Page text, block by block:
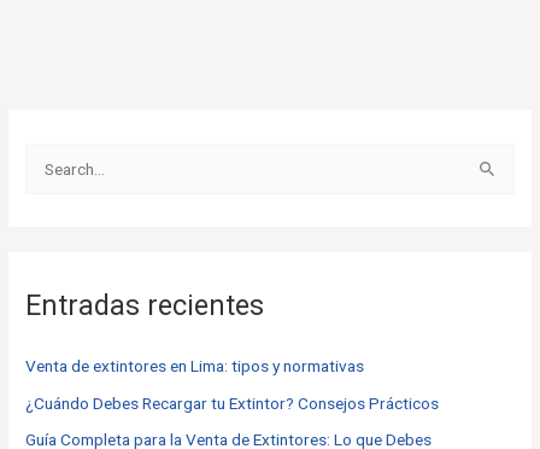
a
p
o
r
Entradas recientes
Venta de extintores en Lima: tipos y normativas
¿Cuándo Debes Recargar tu Extintor? Consejos Prácticos
Guía Completa para la Venta de Extintores: Lo que Debes